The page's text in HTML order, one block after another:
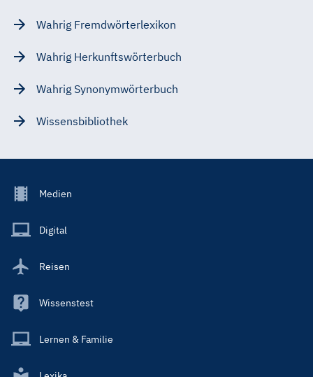
Wahrig Fremdwörterlexikon
Wahrig Herkunftswörterbuch
Wahrig Synonymwörterbuch
Wissensbibliothek
Footer
Main
Medien
Digital
Reisen
Wissenstest
Lernen & Familie